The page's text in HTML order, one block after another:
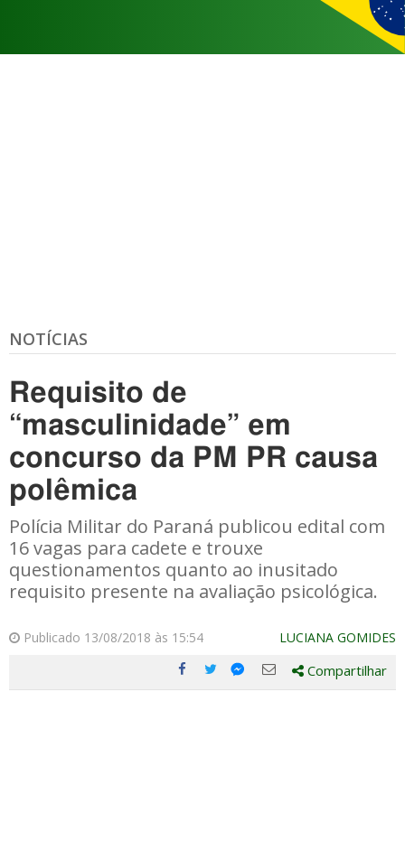
NOTÍCIAS
Requisito de
“masculinidade” em
concurso da PM PR causa
polêmica
Polícia Militar do Paraná publicou edital com
16 vagas para cadete e trouxe
questionamentos quanto ao inusitado
requisito presente na avaliação psicológica.
Publicado 13/08/2018 às 15:54 LUCIANA GOMIDES
Compartilhe
Compartilhe
Compartilhe
Compartilhe
Compartilhar